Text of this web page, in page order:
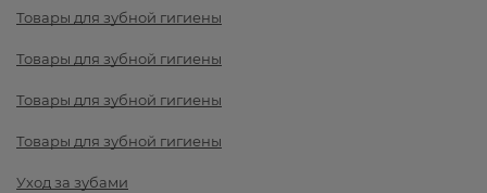
Товары для зубной гигиены
Товары для зубной гигиены
Товары для зубной гигиены
Товары для зубной гигиены
Уход за зубами